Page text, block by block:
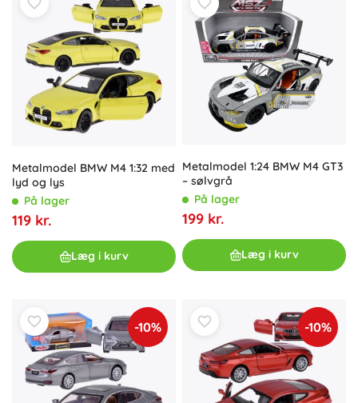
Metalmodel BMW M4 1:32 med
lyd og lys
På lager
119 kr.
Læg i kurv
Metalmodel 1:24 BMW M4 GT3
– sølvgrå
På lager
199 kr.
Læg i kurv
-10% -10%